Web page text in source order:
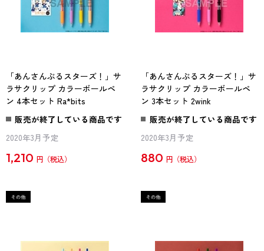
「あんさんぶるスターズ！」サ
ラサクリップ カラーボールペ
ン 4本セット Ra*bits
販売が終了している商品です
2020年3月予定
1,210 円
「あんさんぶるスターズ！」サ
ラサクリップ カラーボールペ
ン 3本セット 2wink
販売が終了している商品です
2020年3月予定
880 円